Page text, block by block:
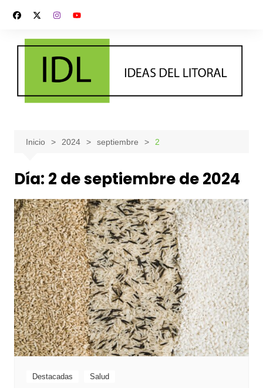
contenido
Inicio 2024 septiembre 2
Día: 2 de septiembre de 2024
Destacadas Salud